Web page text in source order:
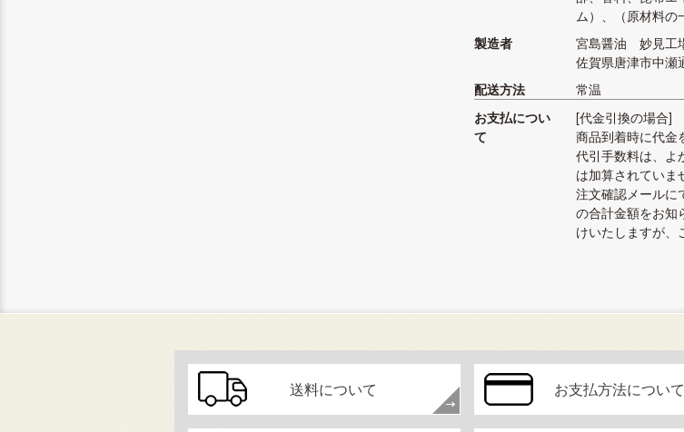
ム）、（原材料の
製造者
宮島醤油 妙見工
佐賀県唐津市中瀬
配送方法
常温
お支払につい
て
[代金引換の場合]
商品到着時に代金
代引手数料は、よ
は加算されていま
注文確認メールに
の合計金額をお知
けいたしますが、
送料について お支払方法について